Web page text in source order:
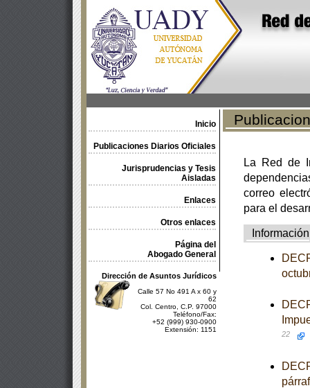
Inicio
Publicaciones Diarios Oficiales
Jurisprudencias y Tesis
Aisladas
Enlaces
Otros enlaces
Página del
Abogado General
Dirección de Asuntos Jurídicos
Calle 57 No 491 A x 60 y
62
Col. Centro, C.P. 97000
Teléfono/Fax:
+52 (999) 930-0900
Extensión: 1151
La Red de
correo
para el
Información
22